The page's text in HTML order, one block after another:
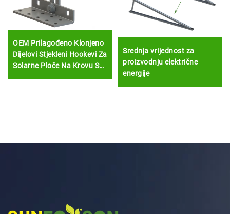
OEM Prilagođeno Klonjeno
Dijelovi Stjekleni Hookevi Za
Solarne Ploče Na Krovu S
Srednja vrijednost za
proizvodnju električne
energije